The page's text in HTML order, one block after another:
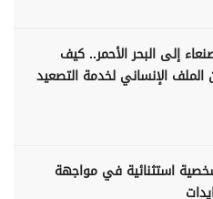
إلى البحر الأحمر.. كيف
الإنساني لخدمة التصعيد
استثنائية في مواجهة